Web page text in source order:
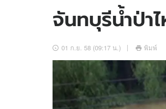
ข่าวบันเทิง
อัปเดตจีน
เช็กข่าวชัวร์
จันทบุรีน้ำป่า
01 ก.ย. 58 (09:17 น.) พิมพ์